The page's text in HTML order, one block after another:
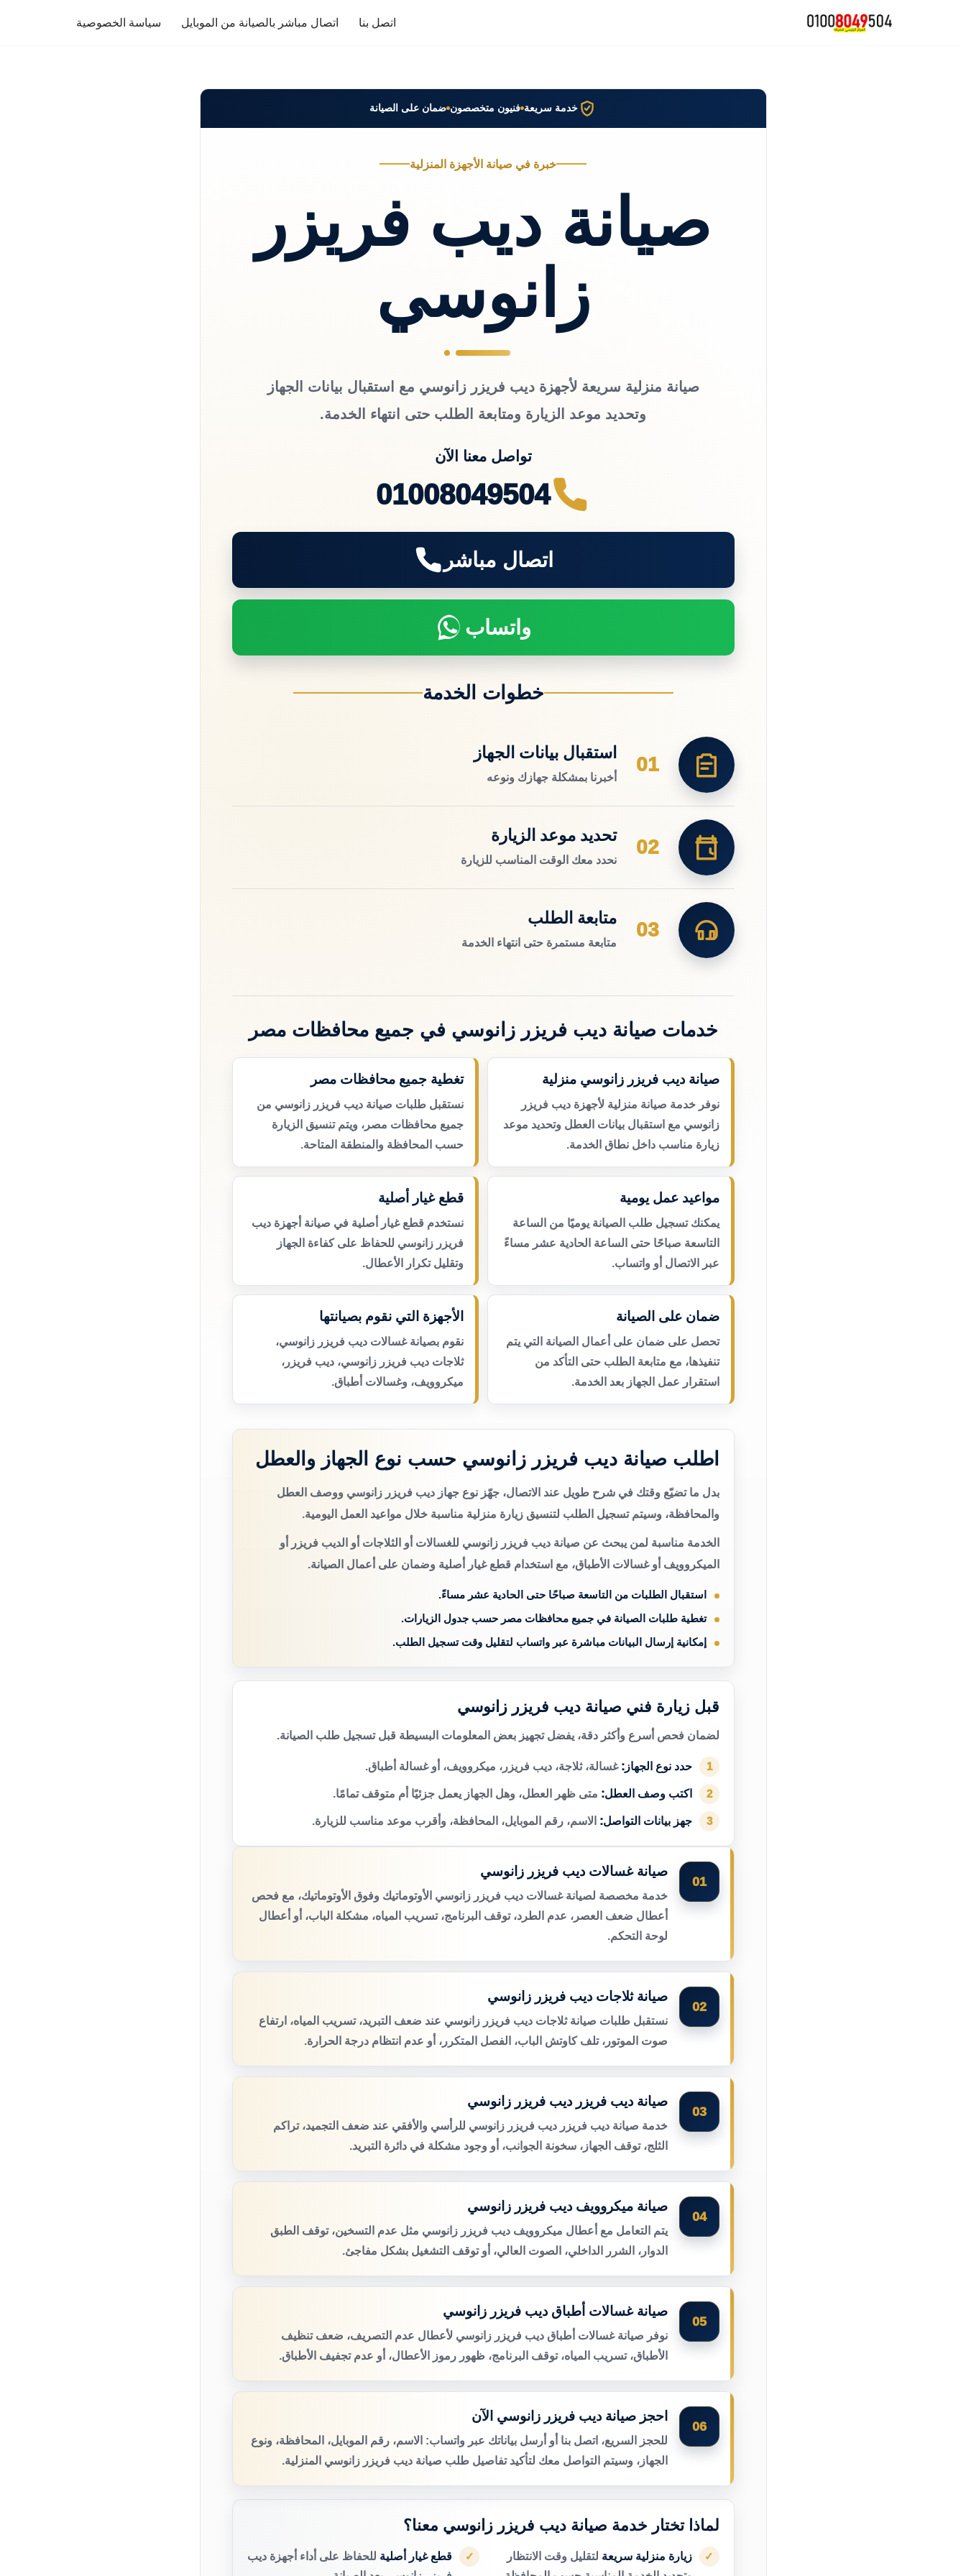
اتصل بنا اتصال مباشر بالصيانة من الموبايل سياسة الخصوصية
خدمة سريعة فنيون متخصصون ضمان على الصيانة
خبرة في صيانة الأجهزة المنزلية
صيانة ديب فريزر
زانوسي
صيانة منزلية سريعة لأجهزة ديب فريزر زانوسي مع استقبال بيانات الجهاز
وتحديد موعد الزيارة ومتابعة الطلب حتى انتهاء الخدمة.
تواصل معنا الآن
01008049504
اتصال مباشر
واتساب
خطوات الخدمة
01
استقبال بيانات الجهاز
أخبرنا بمشكلة جهازك ونوعه
02
تحديد موعد الزيارة
نحدد معك الوقت المناسب للزيارة
03
متابعة الطلب
متابعة مستمرة حتى انتهاء الخدمة
خدمات صيانة ديب فريزر زانوسي في جميع محافظات مصر
صيانة ديب فريزر زانوسي منزلية
نوفر خدمة صيانة منزلية لأجهزة ديب فريزر
زانوسي مع استقبال بيانات العطل وتحديد موعد
زيارة مناسب داخل نطاق الخدمة.
تغطية جميع محافظات مصر
نستقبل طلبات صيانة ديب فريزر زانوسي من
جميع محافظات مصر، ويتم تنسيق الزيارة
حسب المحافظة والمنطقة المتاحة.
مواعيد عمل يومية
يمكنك تسجيل طلب الصيانة يوميًا من الساعة
التاسعة صباحًا حتى الساعة الحادية عشر مساءً
عبر الاتصال أو واتساب.
قطع غيار أصلية
نستخدم قطع غيار أصلية في صيانة أجهزة ديب
فريزر زانوسي للحفاظ على كفاءة الجهاز
وتقليل تكرار الأعطال.
ضمان على الصيانة
تحصل على ضمان على أعمال الصيانة التي يتم
تنفيذها، مع متابعة الطلب حتى التأكد من
استقرار عمل الجهاز بعد الخدمة.
الأجهزة التي نقوم بصيانتها
نقوم بصيانة غسالات ديب فريزر زانوسي،
ثلاجات ديب فريزر زانوسي، ديب فريزر،
ميكروويف، وغسالات أطباق.
اطلب صيانة ديب فريزر زانوسي حسب نوع الجهاز والعطل
بدل ما تضيّع وقتك في شرح طويل عند الاتصال، جهّز نوع جهاز ديب فريزر زانوسي ووصف العطل
والمحافظة، وسيتم تسجيل الطلب لتنسيق زيارة منزلية مناسبة خلال مواعيد العمل اليومية.
الخدمة مناسبة لمن يبحث عن صيانة ديب فريزر زانوسي للغسالات أو الثلاجات أو الديب فريزر أو
الميكروويف أو غسالات الأطباق، مع استخدام قطع غيار أصلية وضمان على أعمال الصيانة.
استقبال الطلبات من التاسعة صباحًا حتى الحادية عشر مساءً.
تغطية طلبات الصيانة في جميع محافظات مصر حسب جدول الزيارات.
إمكانية إرسال البيانات مباشرة عبر واتساب لتقليل وقت تسجيل الطلب.
قبل زيارة فني صيانة ديب فريزر زانوسي
لضمان فحص أسرع وأكثر دقة، يفضل تجهيز بعض المعلومات البسيطة قبل تسجيل طلب الصيانة.
1 حدد نوع الجهاز: غسالة، ثلاجة، ديب فريزر، ميكروويف، أو غسالة أطباق.
2 اكتب وصف العطل: متى ظهر العطل، وهل الجهاز يعمل جزئيًا أم متوقف تمامًا.
3 جهز بيانات التواصل: الاسم، رقم الموبايل، المحافظة، وأقرب موعد مناسب للزيارة.
01
صيانة غسالات ديب فريزر زانوسي
خدمة مخصصة لصيانة غسالات ديب فريزر زانوسي الأوتوماتيك وفوق الأوتوماتيك، مع فحص
أعطال ضعف العصر، عدم الطرد، توقف البرنامج، تسريب المياه، مشكلة الباب، أو أعطال
لوحة التحكم.
02
صيانة ثلاجات ديب فريزر زانوسي
نستقبل طلبات صيانة ثلاجات ديب فريزر زانوسي عند ضعف التبريد، تسريب المياه، ارتفاع
صوت الموتور، تلف كاوتش الباب، الفصل المتكرر، أو عدم انتظام درجة الحرارة.
03
صيانة ديب فريزر ديب فريزر زانوسي
خدمة صيانة ديب فريزر ديب فريزر زانوسي للرأسي والأفقي عند ضعف التجميد، تراكم
الثلج، توقف الجهاز، سخونة الجوانب، أو وجود مشكلة في دائرة التبريد.
04
صيانة ميكروويف ديب فريزر زانوسي
يتم التعامل مع أعطال ميكروويف ديب فريزر زانوسي مثل عدم التسخين، توقف الطبق
الدوار، الشرر الداخلي، الصوت العالي، أو توقف التشغيل بشكل مفاجئ.
05
صيانة غسالات أطباق ديب فريزر زانوسي
نوفر صيانة غسالات أطباق ديب فريزر زانوسي لأعطال عدم التصريف، ضعف تنظيف
الأطباق، تسريب المياه، توقف البرنامج، ظهور رموز الأعطال، أو عدم تجفيف الأطباق.
06
احجز صيانة ديب فريزر زانوسي الآن
للحجز السريع، اتصل بنا أو أرسل بياناتك عبر واتساب: الاسم، رقم الموبايل، المحافظة، ونوع
الجهاز، وسيتم التواصل معك لتأكيد تفاصيل طلب صيانة ديب فريزر زانوسي المنزلية.
لماذا تختار خدمة صيانة ديب فريزر زانوسي معنا؟
✓ زيارة منزلية سريعة لتقليل وقت الانتظار
✓ قطع غيار أصلية للحفاظ على أداء أجهزة ديب